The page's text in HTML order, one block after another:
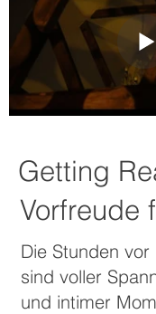
Getting
Vorfreude
Die Stunden vor
sind voller
und intimer